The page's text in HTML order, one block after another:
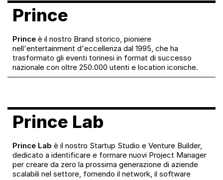
Prince
Prince è il nostro Brand storico, pioniere
nell'entertainment d'eccellenza dal 1995, che ha
trasformato gli eventi torinesi in format di successo
nazionale con oltre 250.000 utenti e location iconiche.
Prince Lab
Prince Lab è il nostro Startup Studio e Venture Builder,
dedicato a identificare e formare nuovi Project Manager
per creare da zero la prossima generazione di aziende
scalabili nel settore, fornendo il network, il software